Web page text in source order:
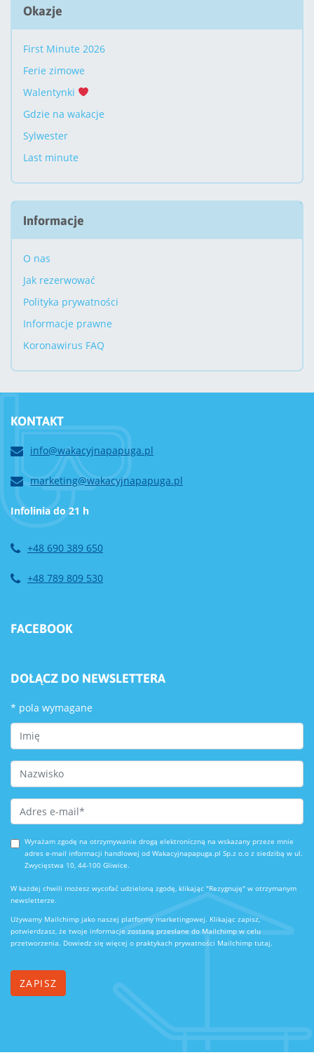
Okazje
First Minute 2026
Ferie zimowe
Walentynki
Gdzie na wakacje
Sylwester
Last minute
Informacje
O nas
Jak rezerwować
Polityka prywatności
Informacje prawne
Koronawirus FAQ
KONTAKT
info@wakacyjnapapuga.pl
marketing@wakacyjnapapuga.pl
Infolinia do 21 h
+48 690 389 650
+48 789 809 530
FACEBOOK
DOŁĄCZ DO NEWSLETTERA
* pola wymagane
First Name
Last Name
Email Address *
Wyrażam zgodę na otrzymywanie drogą elektroniczną na wskazany przeze mnie
adres e-mail informacji handlowej od Wakacyjnapapuga.pl Sp.z o.o z siedzibą w ul.
Zwycięstwa 10, 44-100 Gliwice.
W każdej chwili możesz wycofać udzieloną zgodę, klikając "Rezygnuję" w otrzymanym
newsletterze.
Używamy Mailchimp jako naszej platformy marketingowej. Klikając zapisz,
potwierdzasz, że twoje informacje zostaną przesłane do Mailchimp w celu
przetworzenia. Dowiedz się więcej o praktykach prywatności Mailchimp tutaj.